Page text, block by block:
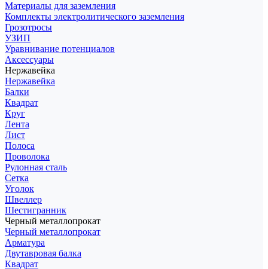
Материалы для заземления
Комплекты электролитического заземления
Грозотросы
УЗИП
Уравнивание потенциалов
Аксессуары
Нержавейка
Нержавейка
Балки
Квадрат
Круг
Лента
Лист
Полоса
Проволока
Рулонная сталь
Сетка
Уголок
Швеллер
Шестигранник
Черный металлопрокат
Черный металлопрокат
Арматура
Двутавровая балка
Квадрат